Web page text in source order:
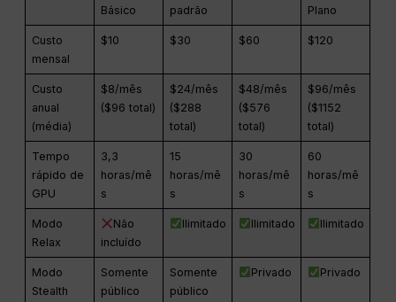
Básico
padrão
Plano
Custo
mensal
$10 $30 $60 $120
Custo
anual
(média)
$8/mês
($96 total)
$24/mês
($288
total)
$48/mês
($576
total)
$96/mês
($1152
total)
Tempo
rápido de
GPU
3,3
horas/mê
s
15
horas/mê
s
30
horas/mê
s
60
horas/mê
s
Modo
Relax
Não
incluído
Ilimitado Ilimitado Ilimitado
Modo
Stealth
Somente
público
Somente
público
Privado Privado